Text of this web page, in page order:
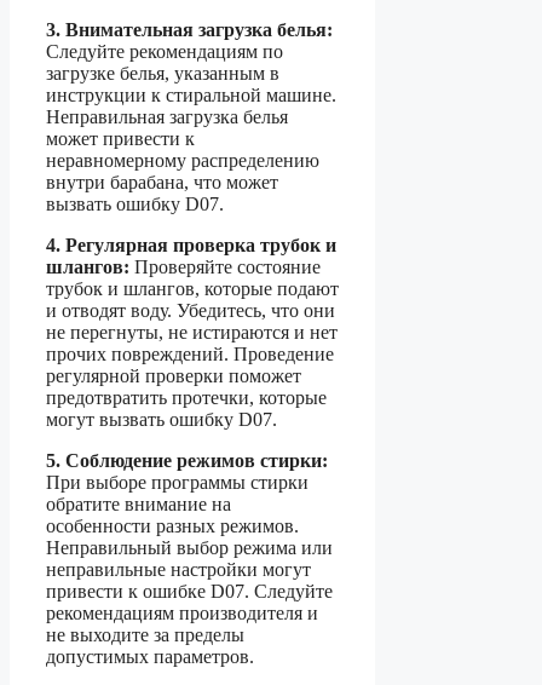
3. Внимательная загрузка белья:
Следуйте рекомендациям по
загрузке белья, указанным в
инструкции к стиральной машине.
Неправильная загрузка белья
может привести к
неравномерному распределению
внутри барабана, что может
вызвать ошибку D07.
4. Регулярная проверка трубок и
шлангов: Проверяйте состояние
трубок и шлангов, которые подают
и отводят воду. Убедитесь, что они
не перегнуты, не истираются и нет
прочих повреждений. Проведение
регулярной проверки поможет
предотвратить протечки, которые
могут вызвать ошибку D07.
5. Соблюдение режимов стирки:
При выборе программы стирки
обратите внимание на
особенности разных режимов.
Неправильный выбор режима или
неправильные настройки могут
привести к ошибке D07. Следуйте
рекомендациям производителя и
не выходите за пределы
допустимых параметров.